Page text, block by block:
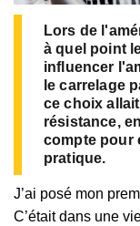
Lors de
à quel point
influencer
le carrelage
ce choix
résistance,
compte pour
pratique.
J’ai posé mon
C’était dans une